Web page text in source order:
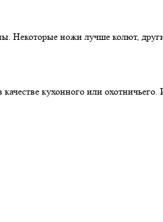
Некоторые ножи лучше колют,
кухонного или